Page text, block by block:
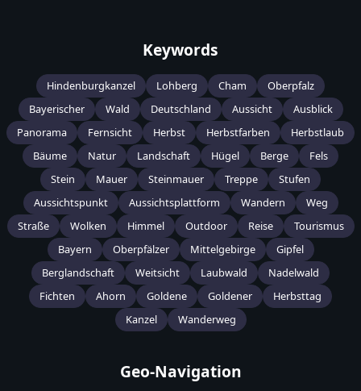
Keywords
Hindenburgkanzel Lohberg Cham
Oberpfalz
Bayerischer
Wald Deutschland Aussicht
Ausblick
Panorama
Fernsicht Herbst Herbstfarben
Herbstlaub
Bäume
Natur Landschaft Hügel Berge
Fels
Stein
Mauer Steinmauer Treppe
Stufen
Aussichtspunkt
Aussichtsplattform Wandern
Weg
Straße
Wolken Himmel Outdoor Reise
Tourismus
Bayern
Oberpfälzer Mittelgebirge
Gipfel
Berglandschaft
Weitsicht Laubwald
Nadelwald
Fichten
Ahorn Goldene Goldener
Herbsttag
Kanzel
Wanderweg
Geo-Navigation